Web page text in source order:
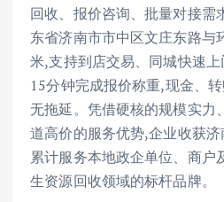
回收、报价咨询、批量对接需
东省济南市市中区文庄东路与
米,支持到店交易、同城快速
15分钟完成报价称重,现金、转
无拖延。凭借硬核的规模实力
道高价的服务优势,企业收获
累计服务本地政企单位、商户
生资源回收领域的标杆品牌。